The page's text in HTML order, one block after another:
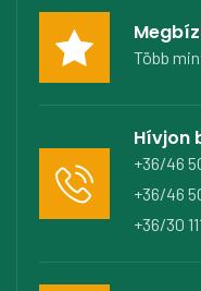
Több
Hívjon
+36/46
+36/46
+36/30